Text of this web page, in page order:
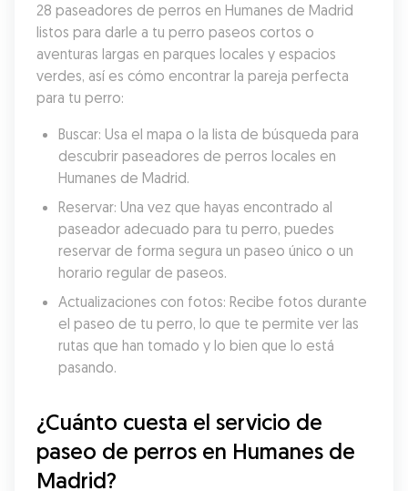
28 paseadores de perros en Humanes de Madrid
listos para darle a tu perro paseos cortos o
aventuras largas en parques locales y espacios
verdes, así es cómo encontrar la pareja perfecta
para tu perro:
Buscar: Usa el mapa o la lista de búsqueda para
descubrir paseadores de perros locales en
Humanes de Madrid.
Reservar: Una vez que hayas encontrado al
paseador adecuado para tu perro, puedes
reservar de forma segura un paseo único o un
horario regular de paseos.
Actualizaciones con fotos: Recibe fotos durante
el paseo de tu perro, lo que te permite ver las
rutas que han tomado y lo bien que lo está
pasando.
¿Cuánto cuesta el servicio de
paseo de perros en Humanes de
Madrid?